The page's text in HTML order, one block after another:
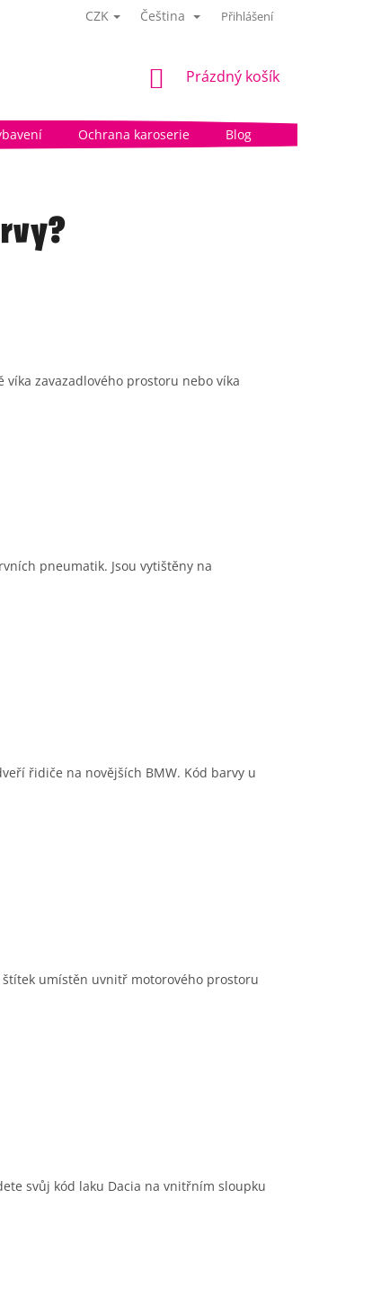
CZK Čeština Přihlášení
NÁKUPNÍ
Prázdný košík
Ochrana karoserie Blog
zavazadlového prostoru nebo víka
pneumatik. Jsou vytištěny na
řidiče na novějších BMW. Kód barvy u
umístěn uvnitř motorového prostoru
svůj kód laku Dacia na vnitřním sloupku